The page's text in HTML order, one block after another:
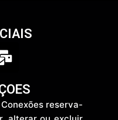
M
a
l
-
reserva-